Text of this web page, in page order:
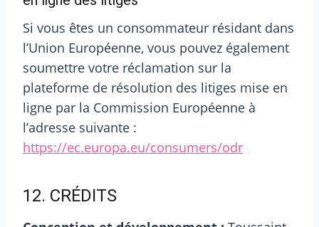
Si vous êtes un consommateur résidant dans
l’Union Européenne, vous pouvez également
soumettre votre réclamation sur la
plateforme de résolution des litiges mise en
ligne par la Commission Européenne à
l’adresse suivante :
https://ec.europa.eu/consumers/odr
12. CRÉDITS